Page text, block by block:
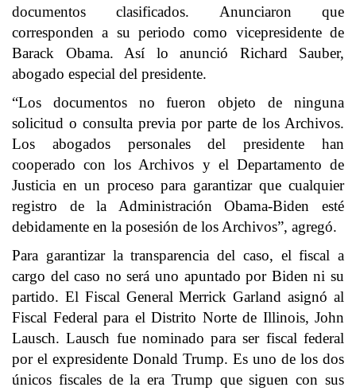
documentos clasificados. Anunciaron que
corresponden a su periodo como vicepresidente de
Barack Obama. Así lo anunció Richard Sauber,
abogado especial del presidente.
“Los documentos no fueron objeto de ninguna
solicitud o consulta previa por parte de los Archivos.
Los abogados personales del presidente han
cooperado con los Archivos y el Departamento de
Justicia en un proceso para garantizar que cualquier
registro de la Administración Obama-Biden esté
debidamente en la posesión de los Archivos”, agregó.
Para garantizar la transparencia del caso, el fiscal a
cargo del caso no será uno apuntado por Biden ni su
partido. El Fiscal General Merrick Garland asignó al
Fiscal Federal para el Distrito Norte de Illinois, John
Lausch. Lausch fue nominado para ser fiscal federal
por el expresidente Donald Trump. Es uno de los dos
únicos fiscales de la era Trump que siguen con sus